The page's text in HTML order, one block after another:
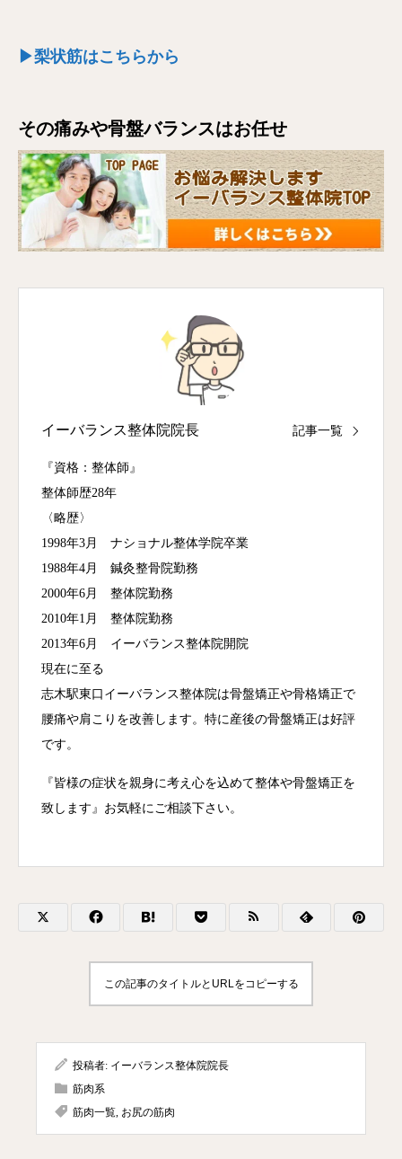
▶梨状筋はこちらから
その痛みや骨盤バランスはお任せ
イーバランス整体院院長 記事一覧
『資格：整体師』
整体師歴28年
〈略歴〉
1998年3月 ナショナル整体学院卒業
1988年4月 鍼灸整骨院勤務
2000年6月 整体院勤務
2010年1月 整体院勤務
2013年6月 イーバランス整体院開院
現在に至る
志木駅東口イーバランス整体院は骨盤矯正や骨格矯正で
腰痛や肩こりを改善します。特に産後の骨盤矯正は好評
です。
『皆様の症状を親身に考え心を込めて整体や骨盤矯正を
致します』お気軽にご相談下さい。
この記事のタイトルとURLをコピーする
投稿者: イーバランス整体院院長
筋肉系
筋肉一覧, お尻の筋肉